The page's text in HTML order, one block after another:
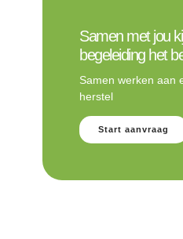
Samen met jou
begeleiding het
Samen werken aan
herstel
Start aanvraag